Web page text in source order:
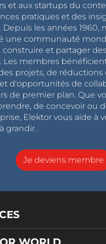
et aux startups du
pratiques et des
Depuis les années 1960,
une communauté
construire et partager
Les membres
projets, de réductions
d'opportunités de
de premier plan. Que
de concevoir ou
Elektor vous aide à
grandir.
Je deviens membre